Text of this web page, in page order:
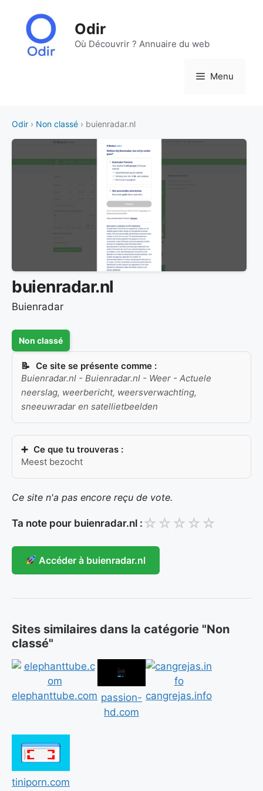
contenu
Odir
Où Découvrir ? Annuaire du web
Menu
Odir › Non classé › buienradar.nl
buienradar.nl
Buienradar
Non classé
Ce site se présente comme :
Buienradar.nl - Buienradar.nl - Weer - Actuele
neerslag, weerbericht, weersverwachting,
sneeuwradar en satellietbeelden
Ce que tu trouveras :
Meest bezocht
Ce site n'a pas encore reçu de vote.
Ta note pour buienradar.nl : ☆ ☆ ☆ ☆ ☆
Accéder à buienradar.nl
Sites similaires dans la catégorie "Non
classé"
elephanttube.com passion-
hd.com
cangrejas.info
tiniporn.com